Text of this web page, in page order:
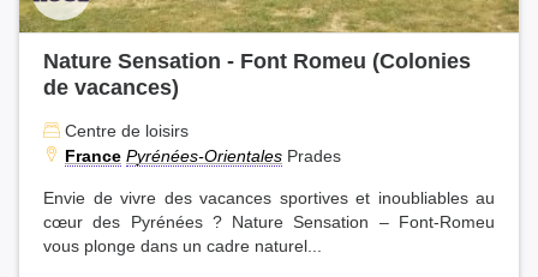
Nature Sensation - Font Romeu (Colonies
de vacances)
Centre de loisirs
France Pyrénées-Orientales Prades
Envie de vivre des vacances sportives et inoubliables au
cœur des Pyrénées ? Nature Sensation – Font-Romeu
vous plonge dans un cadre naturel...